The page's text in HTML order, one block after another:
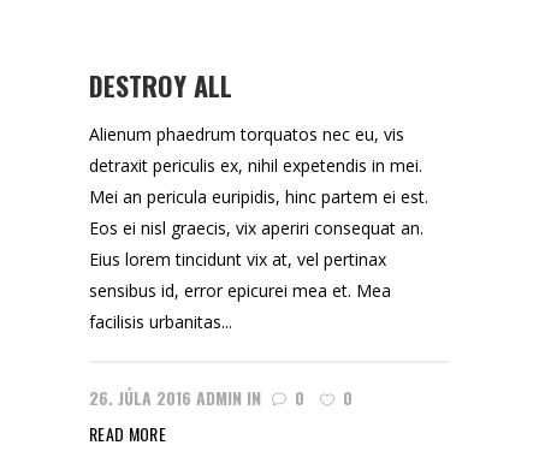
DESTROY ALL
Alienum phaedrum torquatos nec eu, vis
detraxit periculis ex, nihil expetendis in mei.
Mei an pericula euripidis, hinc partem ei est.
Eos ei nisl graecis, vix aperiri consequat an.
Eius lorem tincidunt vix at, vel pertinax
sensibus id, error epicurei mea et. Mea
facilisis urbanitas...
26. JÚLA 2016 ADMIN IN 0
0
READ MORE